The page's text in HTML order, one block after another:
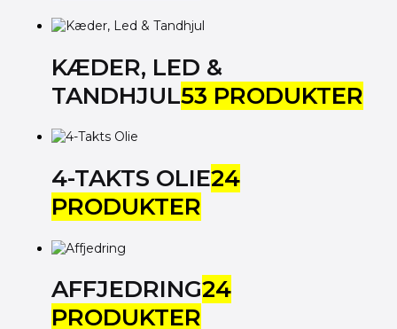
KÆDER, LED &
TANDHJUL53 PRODUKTER
4-TAKTS OLIE24
PRODUKTER
AFFJEDRING24
PRODUKTER